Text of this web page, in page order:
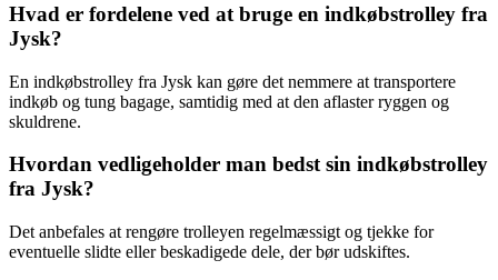
Hvad er fordelene ved at bruge en indkøbstrolley fra
Jysk?
En indkøbstrolley fra Jysk kan gøre det nemmere at transportere
indkøb og tung bagage, samtidig med at den aflaster ryggen og
skuldrene.
Hvordan vedligeholder man bedst sin indkøbstrolley
fra Jysk?
Det anbefales at rengøre trolleyen regelmæssigt og tjekke for
eventuelle slidte eller beskadigede dele, der bør udskiftes.